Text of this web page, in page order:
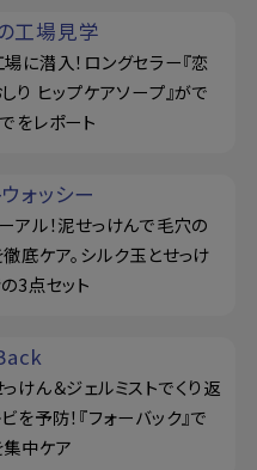
工場見学
に潜入！ロングセラー『恋
り ヒップケアソープ』がで
をレポート
ウォッシー
アル！泥せっけんで毛穴の
底ケア。シルク玉とせっけ
3点セット
けん＆ジェルミストでくり返
を予防！『フォーバック』で
中ケア